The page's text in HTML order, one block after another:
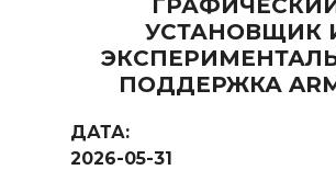
УСТАНОВЩИК
ПОДДЕРЖКА
ДАТА:
2026-05-31